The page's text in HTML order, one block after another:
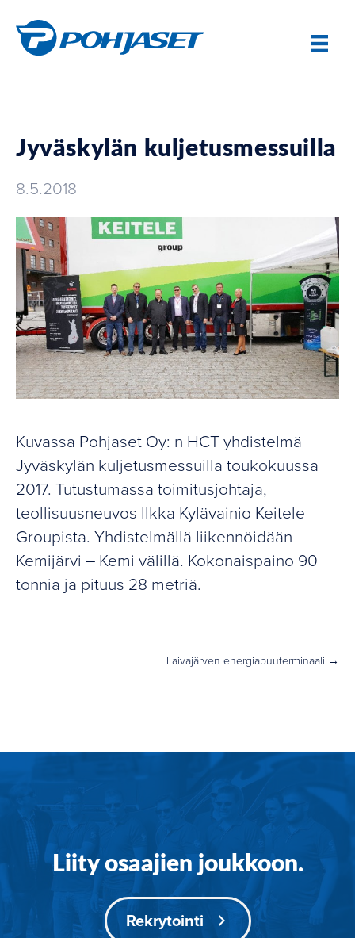
Jyväskylän kuljetusmessuilla
8.5.2018
Kuvassa Pohjaset Oy: n HCT yhdistelmä
Jyväskylän kuljetusmessuilla toukokuussa
2017. Tutustumassa toimitusjohtaja,
teollisuusneuvos Ilkka Kylävainio Keitele
Groupista. Yhdistelmällä liikennöidään
Kemijärvi – Kemi välillä. Kokonaispaino 90
tonnia ja pituus 28 metriä.
Laivajärven energiapuuterminaali →
Liity osaajien joukkoon.
Rekrytointi